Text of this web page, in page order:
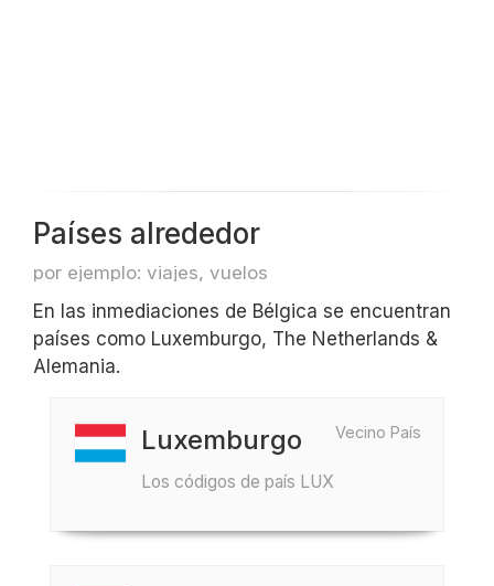
Países alrededor
por ejemplo: viajes, vuelos
En las inmediaciones de Bélgica se encuentran
países como Luxemburgo, The Netherlands &
Alemania.
Vecino País
Luxemburgo
Los códigos de país LUX